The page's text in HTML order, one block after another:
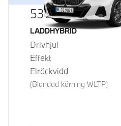
530e xDrive
Bränsle
LADDHYBRID
Drivhjul
Effekt
Elräckvidd
(Blandad körning WLTP)